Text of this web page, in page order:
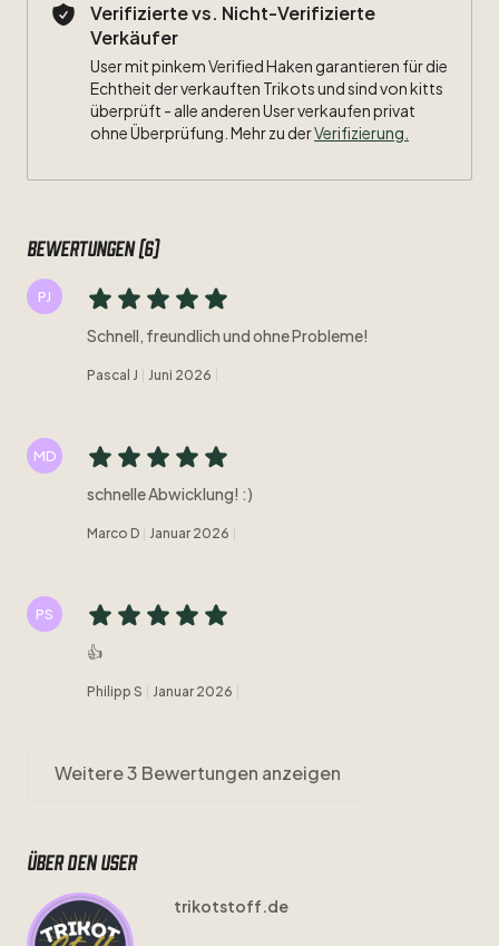
Verifizierte vs. Nicht-Verifizierte
Verkäufer
User mit pinkem Verified Haken garantieren für die
Echtheit der verkauften Trikots und sind von kitts
überprüft - alle anderen User verkaufen privat
ohne Überprüfung. Mehr zu derVerifizierung.
Bewertungen (6)
PJ
Schnell, freundlich und ohne Probleme!
Pascal J Juni 2026
MD
schnelle Abwicklung! :)
Marco D Januar 2026
PS
👍
Philipp S Januar 2026
Weitere 3 Bewertungen anzeigen
Über den user
trikotstoff.de